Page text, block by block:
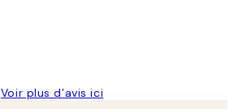
Voir plus d’avis ici